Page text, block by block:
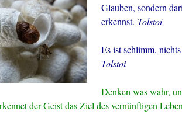
Glauben, sondern
erkennst. Tolstoi
Es ist schlimm,
Tolstoi
Denken was wahr,
der Geist das Ziel des vernünftigen